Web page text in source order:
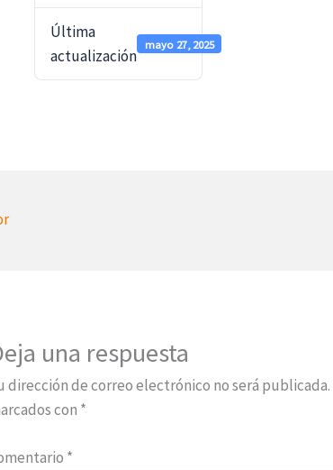
Última
actualización
mayo 27, 2025
una respuesta
dirección de correo electrónico no será publicada.
con *
*